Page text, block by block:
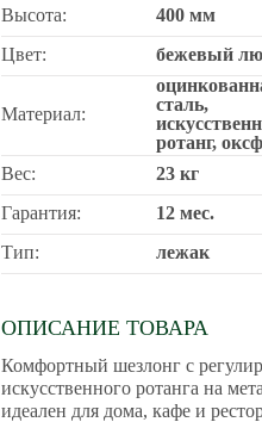
Высота:
400 мм
Цвет:
бежевый
Материал:
сталь,
ротанг,
Вес:
23 кг
Гарантия:
12 мес.
Тип:
лежак
ОПИСАНИЕ ТОВАРА
Комфортный шезлонг с
искусственного ротанга на
идеален для дома, кафе и